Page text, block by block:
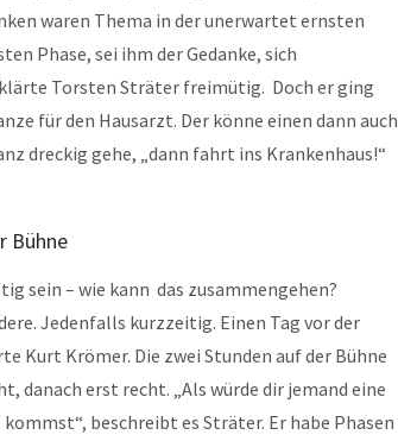
waren Thema in der unerwartet ernsten
Phase, sei ihm der Gedanke, sich
Torsten Sträter freimütig. Doch er ging
für den Hausarzt. Der könne einen dann auch
dreckig gehe, „dann fahrt ins Krankenhaus!“
Bühne
sein – wie kann das zusammengehen?
Jedenfalls kurzzeitig. Einen Tag vor der
Kurt Krömer. Die zwei Stunden auf der Bühne
danach erst recht. „Als würde dir jemand eine
beschreibt es Sträter. Er habe Phasen